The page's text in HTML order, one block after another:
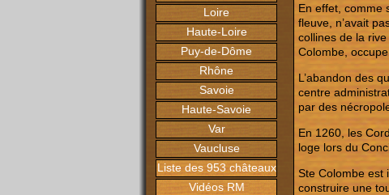
Loire
Haute-Loire
Puy-de-Dôme
Rhône
Savoie
Haute-Savoie
Var
Vaucluse
Liste des 953 châteaux
Vidéos RM
En effet, comme
fleuve, n’avait
collines de la
Colombe,
L’abandon des
centre
par des
En 1260, les
loge lors du
Ste Colombe est
construire une